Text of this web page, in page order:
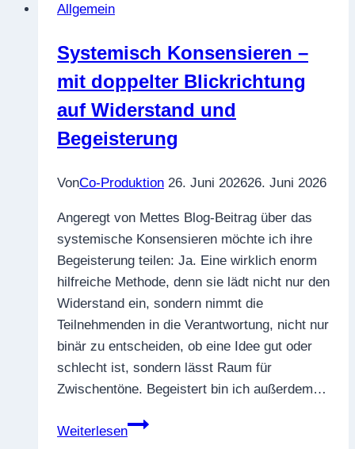
der
Konfliktparteien
Allgemein
Systemisch Konsensieren –
mit doppelter Blickrichtung
auf Widerstand und
Begeisterung
VonCo-Produktion 26. Juni 202626. Juni 2026
Angeregt von Mettes Blog-Beitrag über das
systemische Konsensieren möchte ich ihre
Begeisterung teilen: Ja. Eine wirklich enorm
hilfreiche Methode, denn sie lädt nicht nur den
Widerstand ein, sondern nimmt die
Teilnehmenden in die Verantwortung, nicht nur
binär zu entscheiden, ob eine Idee gut oder
schlecht ist, sondern lässt Raum für
Zwischentöne. Begeistert bin ich außerdem…
Weiterlesen
Systemisch